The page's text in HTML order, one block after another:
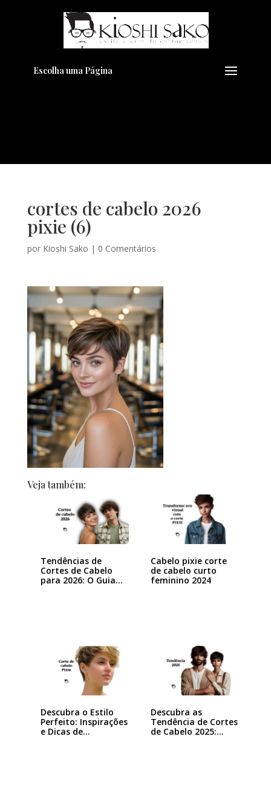
Escolha uma Página
cortes de cabelo 2026
pixie (6)
por Kioshi Sako | 0 Comentários
Veja também:
Tendências de
Cortes de Cabelo
para 2026: O Guia…
Cabelo pixie corte
de cabelo curto
feminino 2024
Descubra o Estilo
Perfeito: Inspirações
e Dicas de…
Descubra as
Tendência de Cortes
de Cabelo 2025:…
Pensando em transformar seu
Visual??